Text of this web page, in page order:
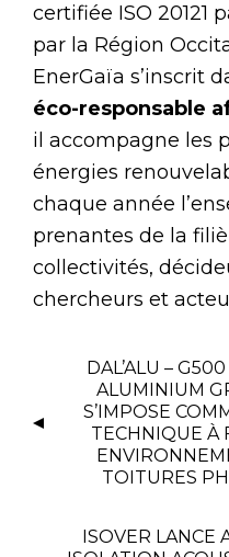
certifiée ISO 20121
par la Région
EnerGaïa s’inscrit
éco-responsable
il accompagne les
énergies
chaque année
prenantes de la
collectivités,
chercheurs et
DAL’ALU –
ALUMINIUM
S’IMPOSE
TECHNIQUE À
TOITURES
ISOVER LANCE